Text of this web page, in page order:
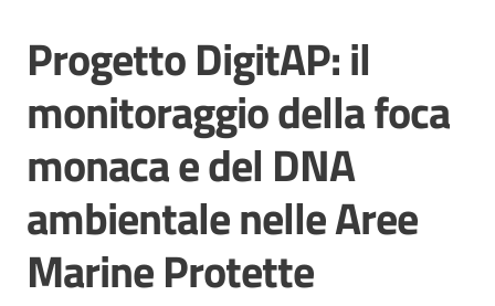
usa
dati
Strumenti
e
risorse
Salta al contenuto
Progetto DigitAP: il
monitoraggio della foca
monaca e del DNA
ambientale nelle Aree
Marine Protette